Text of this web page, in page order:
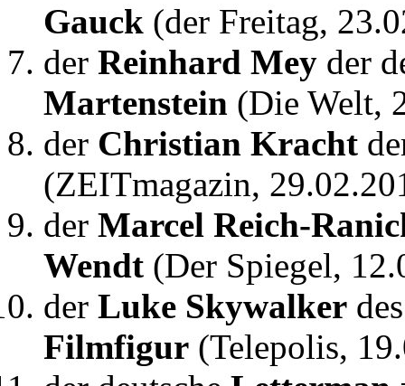
Gauck (der Freitag,
der Reinhard Mey der
Martenstein (Die Welt,
der Christian Kracht
(ZEITmagazin,
der Marcel Reich-
Wendt (Der Spiegel,
der Luke Skywalker
Filmfigur (Telepolis,